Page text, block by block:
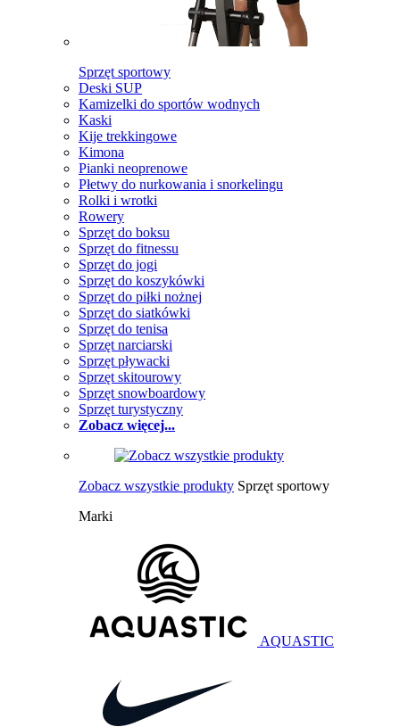
Sprzęt sportowy
Deski SUP
Kamizelki do sportów wodnych
Kaski
Kije trekkingowe
Kimona
Pianki neoprenowe
Płetwy do nurkowania i snorkelingu
Rolki i wrotki
Rowery
Sprzęt do boksu
Sprzęt do fitnessu
Sprzęt do jogi
Sprzęt do koszykówki
Sprzęt do piłki nożnej
Sprzęt do siatkówki
Sprzęt do tenisa
Sprzęt narciarski
Sprzęt pływacki
Sprzęt skitourowy
Sprzęt snowboardowy
Sprzęt turystyczny
Zobacz więcej...
Zobacz wszystkie produkty Sprzęt sportowy
Marki
AQUASTIC